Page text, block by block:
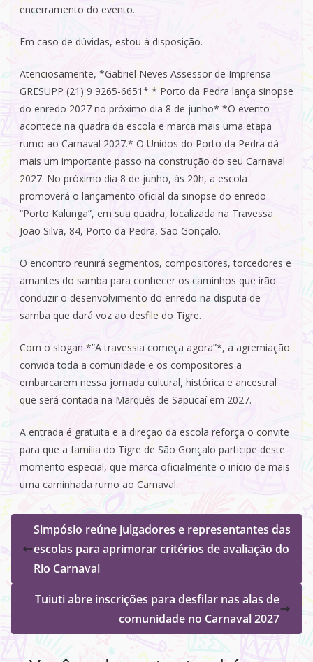
encerramento do evento.
Em caso de dúvidas, estou à disposição.
Atenciosamente, *Gabriel Neves Assessor de Imprensa –
GRESUPP (21) 9 9265-6651* * Porto da Pedra lança sinopse
do enredo 2027 no próximo dia 8 de junho* *O evento
acontece na quadra da escola e marca mais uma etapa
rumo ao Carnaval 2027.* O Unidos do Porto da Pedra dá
mais um importante passo na construção do seu Carnaval
2027. No próximo dia 8 de junho, às 20h, a escola
promoverá o lançamento oficial da sinopse do enredo
“Porto Kalunga”, em sua quadra, localizada na Travessa
João Silva, 84, Porto da Pedra, São Gonçalo.
O encontro reunirá segmentos, compositores, torcedores e
amantes do samba para conhecer os caminhos que irão
conduzir o desenvolvimento do enredo na disputa de
samba que dará voz ao desfile do Tigre.
Com o slogan *”A travessia começa agora”*, a agremiação
convida toda a comunidade e os compositores a
embarcarem nessa jornada cultural, histórica e ancestral
que será contada na Marquês de Sapucaí em 2027.
A entrada é gratuita e a direção da escola reforça o convite
para que a família do Tigre de São Gonçalo participe deste
momento especial, que marca oficialmente o início de mais
uma caminhada rumo ao Carnaval.
Simpósio reúne julgadores e representantes das
escolas para aprimorar critérios de avaliação do
Rio Carnaval
Tuiuti abre inscrições para desfilar nas alas de
comunidade no Carnaval 2027